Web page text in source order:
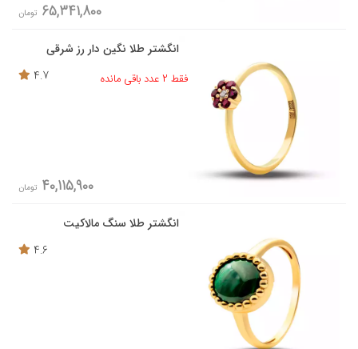
65,341,800 تومان
انگشتر طلا نگین دار رز شرقی
فقط 2 عدد باقی مانده
4.7
40,115,900 تومان
انگشتر طلا سنگ مالاکیت
4.6